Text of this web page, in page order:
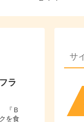
ラ
『Ｂ
を食